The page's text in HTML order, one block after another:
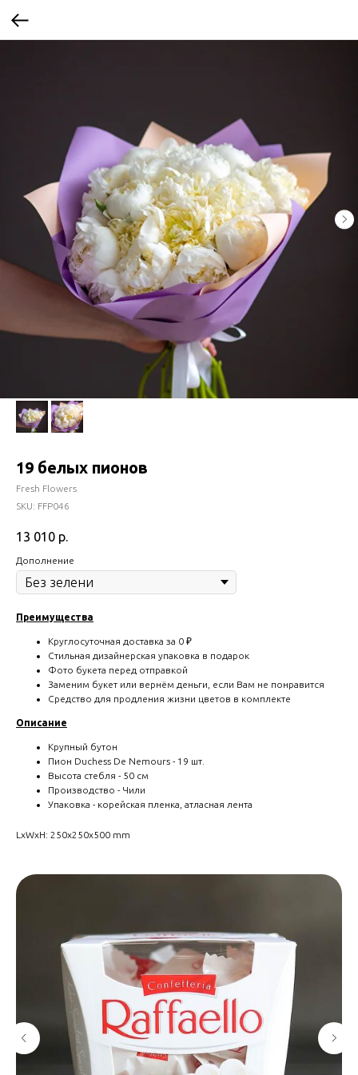
19 белых пионов
Fresh Flowers
SKU: FFP046
13 010 р.
Дополнение
Преимущества
Круглосуточная доставка за 0 ₽
Стильная дизайнерская упаковка в подарок
Фото букета перед отправкой
Заменим букет или вернём деньги, если Вам не понравится
Средство для продления жизни цветов в комплекте
Описание
Крупный бутон
Пион Duchess De Nemours - 19 шт.
Высота стебля - 50 см
Производство - Чили
Упаковка - корейская пленка, атласная лента
LxWxH: 250x250x500 mm